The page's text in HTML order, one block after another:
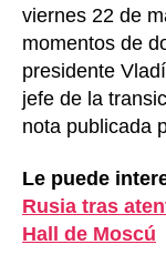
viernes 22 de
momentos de
presidente
jefe de la
nota publicada
Le puede
Rusia tras
Hall de Moscú